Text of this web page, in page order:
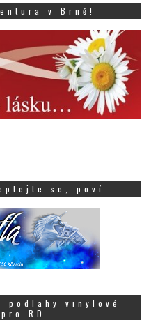
v Brně!
se, poví
podlahy vinylové
RD